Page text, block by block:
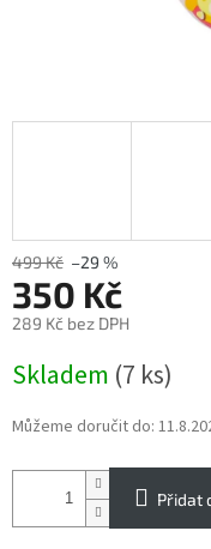
499 Kč –29 %
350 Kč
289 Kč bez DPH
cena:
Skladem (7 ks)
Můžeme doručit do:
Přidat